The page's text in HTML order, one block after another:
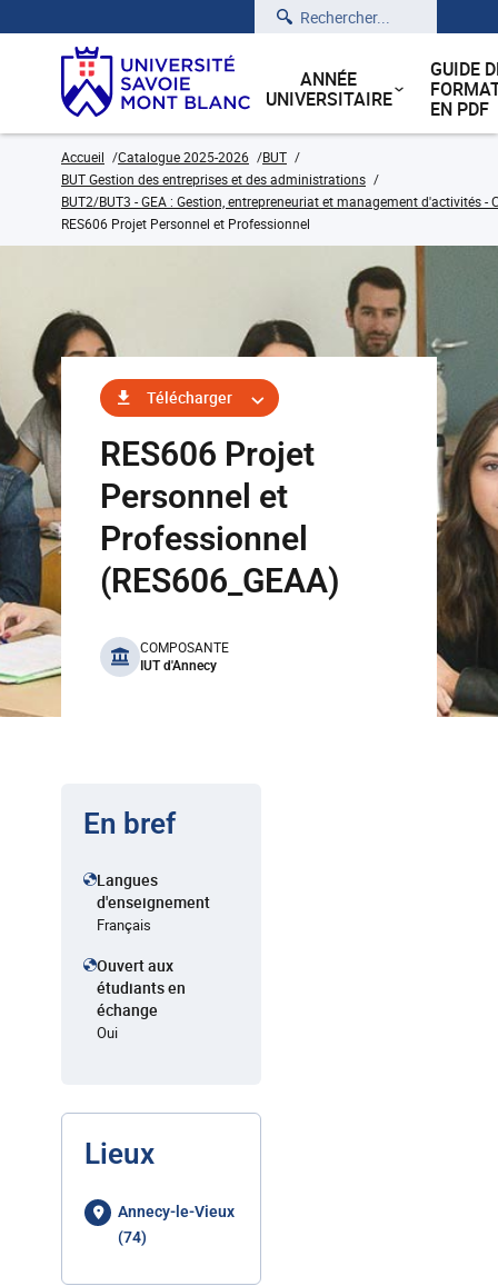
Rechercher
ANNÉE
UNIVERSITAIRE
GUIDE
EN PDF
Accueil Catalogue 2025-2026
BUT
BUT Gestion des entreprises et des administrations
BUT2/BUT3 - GEA : Gestion, entrepreneuriat et management d'activités -
RES606 Projet Personnel et Professionnel
Télécharger
RES606 Projet
Personnel et
Professionnel
(RES606_GEAA)
benefits
COMPOSANTE
IUT d'Annecy
En bref
Langues
d'enseignement
Français
Ouvert aux
étudiants en
échange
Oui
Lieux
Annecy-le-Vieux
(74)